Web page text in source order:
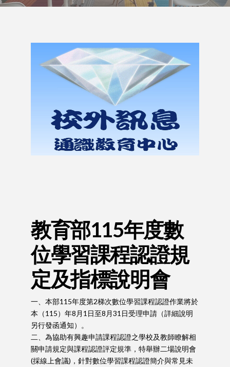
psni / categorized
教育部115年度數
位學習課程認證規
定及指標說明會
一、本部115年度第2梯次數位學習課程認證作業將於
本（115）年8月1日至8月31日受理申請（詳細說明
另行發函通知）。
二、為協助有興趣申請課程認證之學校及教師瞭解相
關申請規定與課程認證評定規準，特舉辦二場說明會
(採線上會議)，針對數位學習課程認證簡介與常見未